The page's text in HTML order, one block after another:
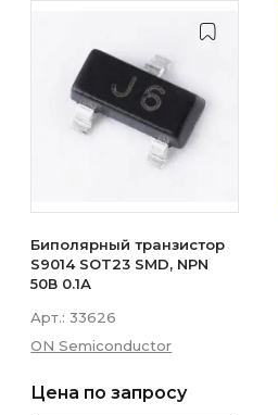
Биполярный транзистор
S9014 SOT23 SMD, NPN
50В 0.1А
Арт.: 33626
ON Semiconductor
Цена по запросу